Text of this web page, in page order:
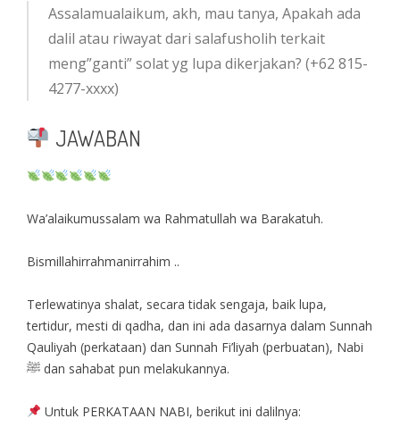
Assalamualaikum, akh, mau tanya, Apakah ada
dalil atau riwayat dari salafusholih terkait
meng”ganti” solat yg lupa dikerjakan? (+62 815-
4277-xxxx)
JAWABAN
Wa’alaikumussalam wa Rahmatullah wa Barakatuh.
Bismillahirrahmanirrahim ..
Terlewatinya shalat, secara tidak sengaja, baik lupa,
tertidur, mesti di qadha, dan ini ada dasarnya dalam Sunnah
Qauliyah (perkataan) dan Sunnah Fi’liyah (perbuatan), Nabi
ﷺ dan sahabat pun melakukannya.
Untuk PERKATAAN NABI, berikut ini dalilnya: